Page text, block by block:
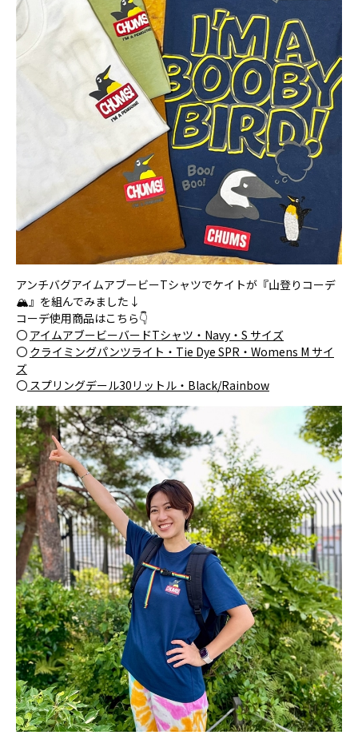
アンチバグアイムアブービーTシャツでケイトが『山登りコーデ
🏔』を組んでみました↓
コーデ使用商品はこちら👇
〇 アイムアブービーバードTシャツ・Navy・S サイズ
〇 クライミングパンツライト・Tie Dye SPR・Womens M サイ
ズ
〇 スプリングデール30リットル・Black/Rainbow